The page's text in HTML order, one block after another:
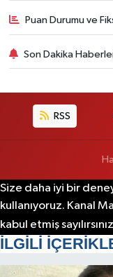
Puan Durumu ve
Son Dakika
RSS
Size daha iyi bir
kullanıyoruz. Kanal
kabul etmiş